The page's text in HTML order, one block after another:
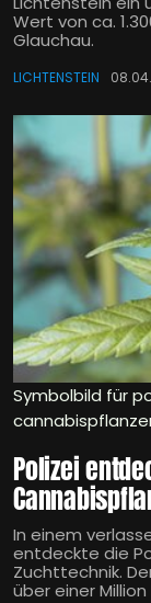
Wert von ca.
Glauchau.
LICHTENSTEIN
Symbolbild für
Polizei
In einem
entdeckte die
Zuchttechnik.
über einer Million